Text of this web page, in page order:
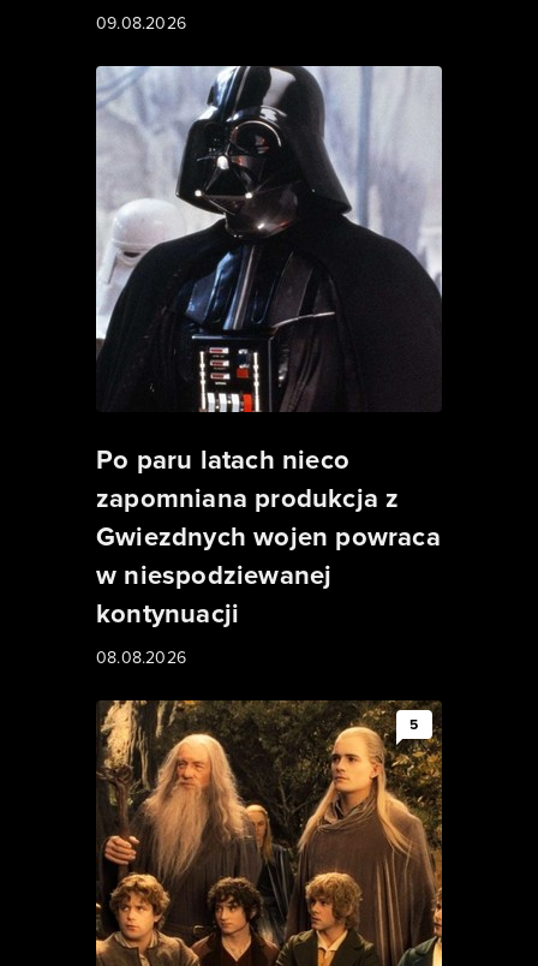
09.08.2026
Po paru latach nieco
zapomniana produkcja z
Gwiezdnych wojen powraca
w niespodziewanej
kontynuacji
08.08.2026
5